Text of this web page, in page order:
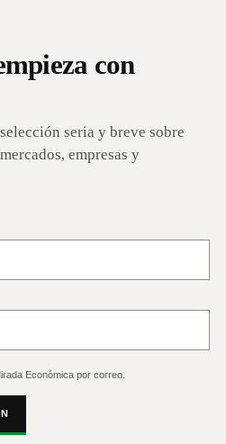
con
seria y breve sobre
empresas y
Económica por correo.